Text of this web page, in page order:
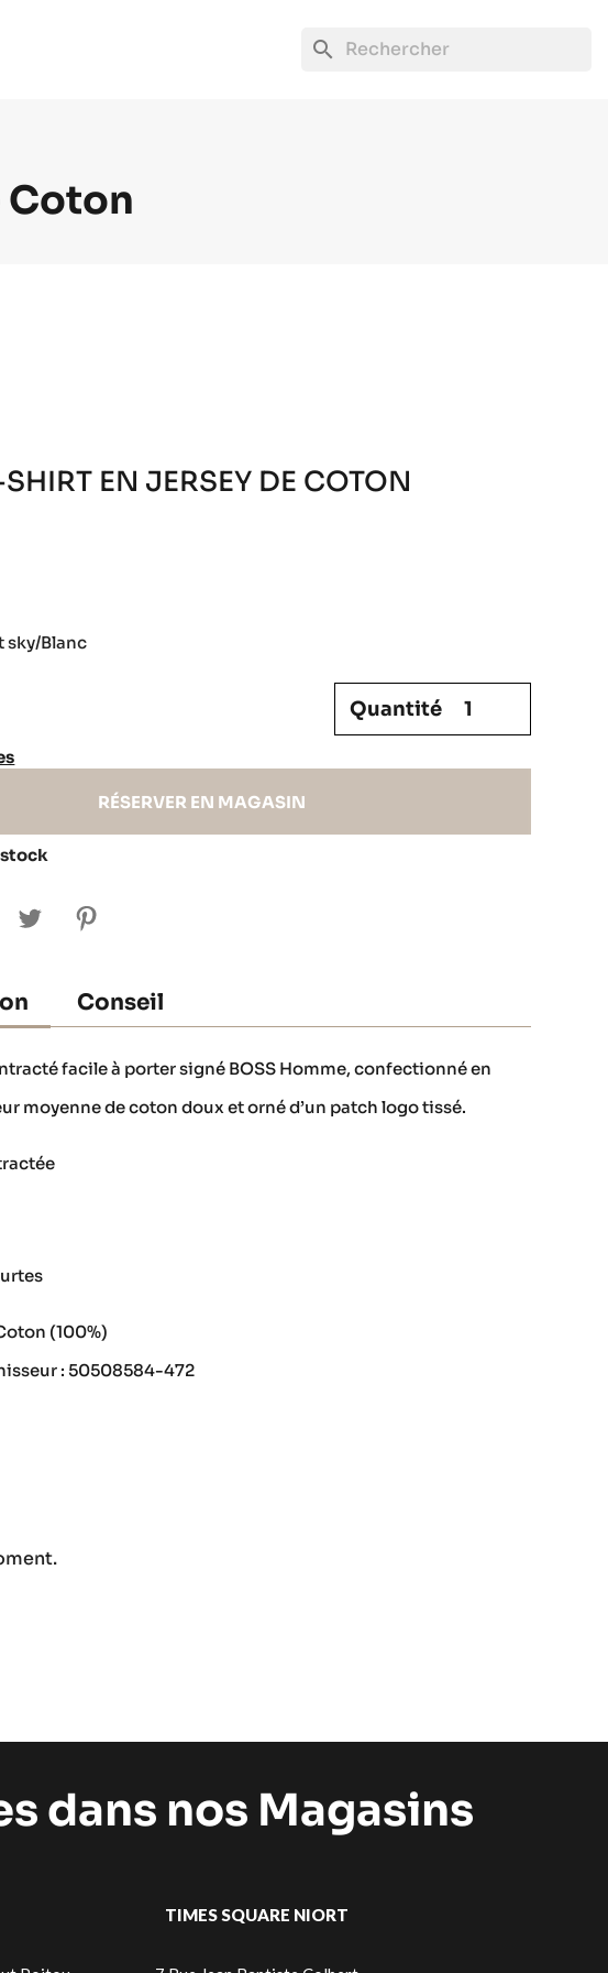
search
Coton
EN JERSEY DE COTON
sky/Blanc
Quantité
RÉSERVER EN MAGASIN
Conseil
facile à porter signé BOSS Homme, confectionné en
moyenne de coton doux et orné d’un patch logo tissé.
(100%)
: 50508584-472
dans nos Magasins
TIMES SQUARE NIORT